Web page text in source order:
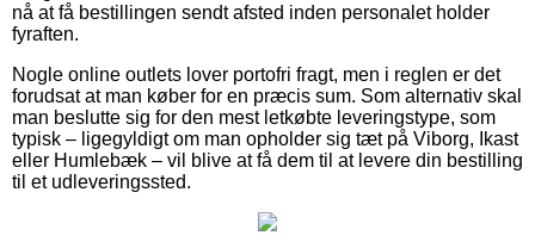
nå at få bestillingen sendt afsted inden personalet holder
fyraften.
Nogle online outlets lover portofri fragt, men i reglen er det
forudsat at man køber for en præcis sum. Som alternativ skal
man beslutte sig for den mest letkøbte leveringstype, som
typisk – ligegyldigt om man opholder sig tæt på Viborg, Ikast
eller Humlebæk – vil blive at få dem til at levere din bestilling
til et udleveringssted.